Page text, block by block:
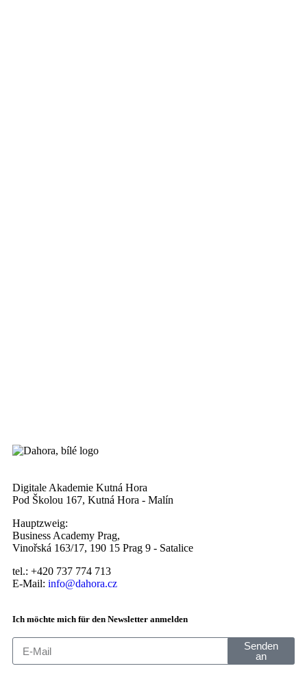
Digitale Akademie Kutná Hora
Pod Školou 167, Kutná Hora - Malín
Hauptzweig:
Business Academy Prag,
Vinořská 163/17, 190 15 Prag 9 - Satalice
tel.: +420 737 774 713
E-Mail: info@dahora.cz
Ich möchte mich für den Newsletter anmelden
Senden
an